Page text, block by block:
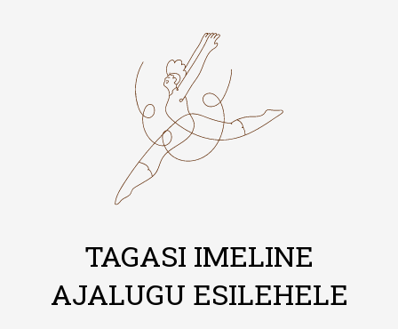
TAGASI IMELINE
AJALUGU ESILEHELE